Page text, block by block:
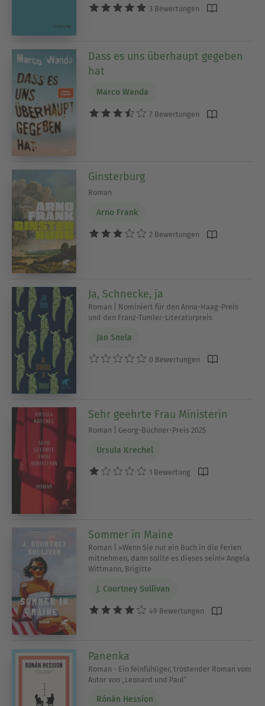
3 Bewertungen
Dass es uns überhaupt gegeben
hat
Marco Wanda
7 Bewertungen
Ginsterburg
Roman
Arno Frank
2 Bewertungen
Ja, Schnecke, ja
Roman | Nominiert für den Anna-Haag-Preis
und den Franz-Tumler-Literaturpreis
Jan Snela
0 Bewertungen
Sehr geehrte Frau Ministerin
Roman | Georg-Büchner-Preis 2025
Ursula Krechel
1 Bewertung
Sommer in Maine
Roman | »Wenn Sie nur ein Buch in die Ferien
mitnehmen, dann sollte es dieses sein!« Angela
Wittmann, Brigitte
J. Courtney Sullivan
49 Bewertungen
Panenka
Roman - Ein feinfühliger, tröstender Roman vom
Autor von „Leonard und Paul“
Rónán Hession